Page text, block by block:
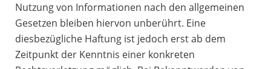
Nutzung von Informationen nach den allgemeinen
Gesetzen bleiben hiervon unberührt. Eine
diesbezügliche Haftung ist jedoch erst ab dem
Zeitpunkt der Kenntnis einer konkreten